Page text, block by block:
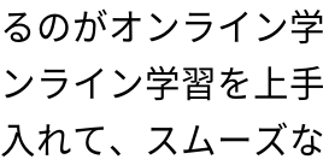
るのがオンライン
ンライン学習を上
入れて、スムーズ